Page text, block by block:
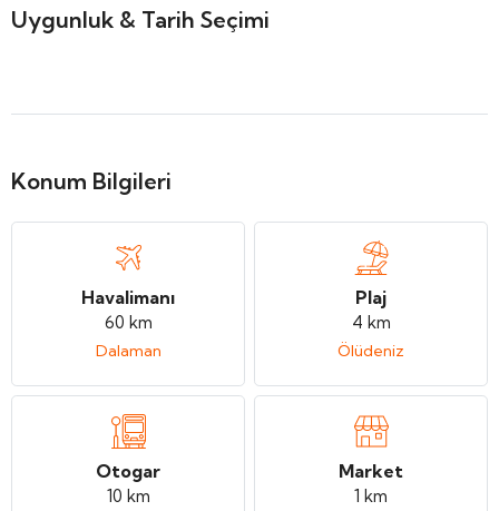
Uygunluk & Tarih Seçimi
Konum Bilgileri
Havalimanı
60 km
Dalaman
Plaj
4 km
Ölüdeniz
Otogar
10 km
Market
1 km